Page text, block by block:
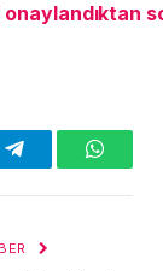
Telegram